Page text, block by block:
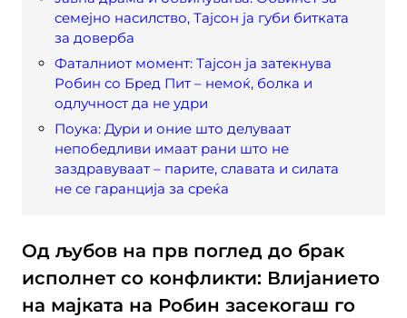
семејно насилство, Тајсон ја губи битката
за доверба
Фаталниот момент: Тајсон ја затекнува
Робин со Бред Пит – немоќ, болка и
одлучност да не удри
Поука: Дури и оние што делуваат
непобедливи имаат рани што не
заздравуваат – парите, славата и силата
не се гаранција за среќа
Од љубов на прв поглед до брак
исполнет со конфликти: Влијанието
на мајката на Робин засекогаш го